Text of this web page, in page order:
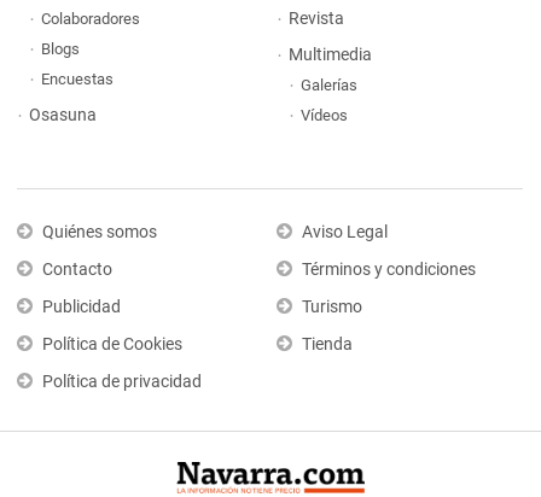
Colaboradores
Blogs
Encuestas
Osasuna
Revista
Multimedia
Galerías
Vídeos
Quiénes somos
Contacto
Publicidad
Política de Cookies
Política de privacidad
Aviso Legal
Términos y condiciones
Turismo
Tienda